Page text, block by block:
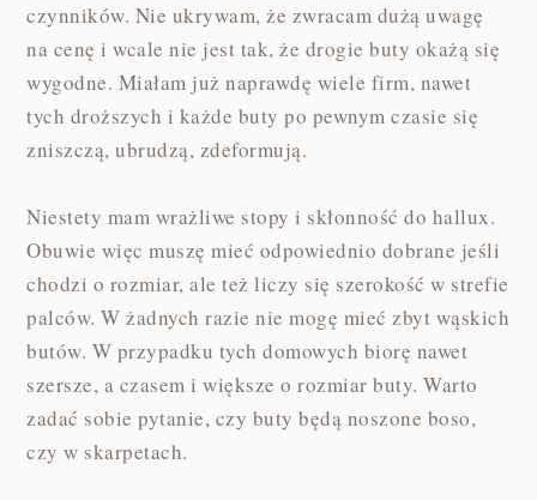
czynników. Nie ukrywam, że zwracam dużą uwagę
na cenę i wcale nie jest tak, że drogie buty okażą się
wygodne. Miałam już naprawdę wiele firm, nawet
tych droższych i każde buty po pewnym czasie się
zniszczą, ubrudzą, zdeformują.
Niestety mam wrażliwe stopy i skłonność do hallux.
Obuwie więc muszę mieć odpowiednio dobrane jeśli
chodzi o rozmiar, ale też liczy się szerokość w strefie
palców. W żadnych razie nie mogę mieć zbyt wąskich
butów. W przypadku tych domowych biorę nawet
szersze, a czasem i większe o rozmiar buty. Warto
zadać sobie pytanie, czy buty będą noszone boso,
czy w skarpetach.